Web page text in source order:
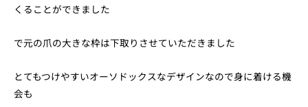
くることができました
で元の爪の大きな枠は下取りさせていただきました
とてもつけやすいオーソドックスなデザインなので身に着ける機
会も